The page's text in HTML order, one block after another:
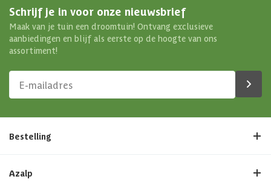
Schrijf je in voor onze nieuwsbrief
Maak van je tuin een droomtuin! Ontvang exclusieve
aanbiedingen en blijf als eerste op de hoogte van ons
assortiment!
Bestelling
Azalp